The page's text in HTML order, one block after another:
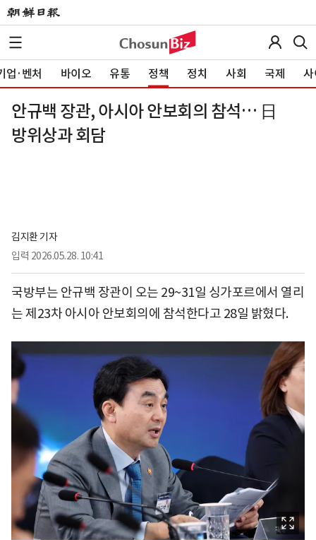
업·벤처 바이오 유통 정책 정치 사회 국제 사
안규백 장관, 아시아 안보회의 참석… 日
방위상과 회담
김지환 기자
입력 2026.05.28. 10:41
국방부는 안규백 장관이 오는 29~31일 싱가포르에서 열리
는 제23차 아시아 안보회의에 참석한다고 28일 밝혔다.